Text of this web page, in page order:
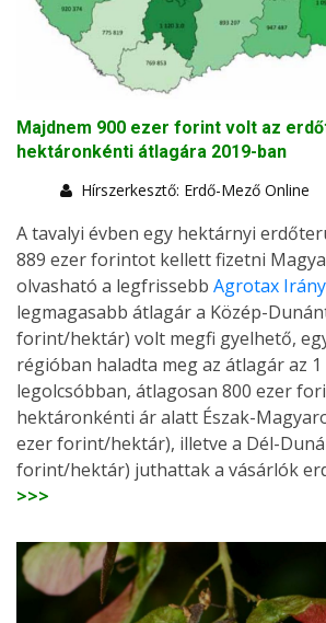
Majdnem 900 ezer forint volt az
hektáronkénti átlagára 2019-ban
Hírszerkesztő: Erdő-Mező Online
A tavalyi évben egy hektárnyi
889 ezer forintot kellett fizetni
olvasható a legfrissebb Agrotax
legmagasabb átlagár a Közép-
forint/hektár) volt megfi gyelhető,
régióban haladta meg az átlagár az
legolcsóbban, átlagosan 800 ezer
hektáronkénti ár alatt Észak-
ezer forint/hektár), illetve a Dél-
forint/hektár) juthattak a vásárlók
>>>